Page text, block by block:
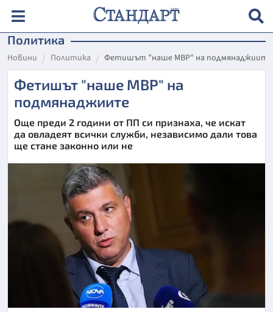
Политика
Новини Политика Фетишът "наше МВР" на подмянаджиите
Фетишът "наше МВР" на
подмянаджиите
Още преди 2 години от ПП си признаха, че искат
да овладеят всички служби, независимо дали това
ще стане законно или не